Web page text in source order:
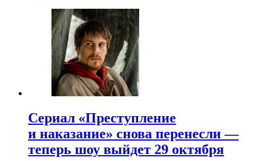
Сериал «Преступление
и наказание» снова перенесли —
теперь шоу выйдет 29 октября